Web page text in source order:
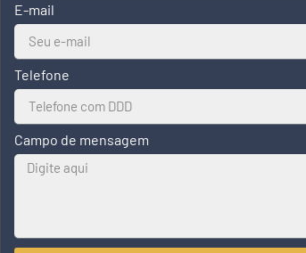
E-mail
Telefone
Campo de mensagem